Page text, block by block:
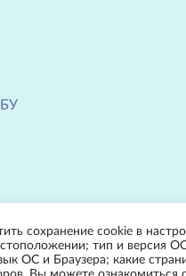
сохранение cookie в
тип и версия
ОС и Браузера; какие